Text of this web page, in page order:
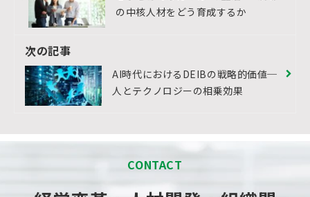
の中核人材をどう育成するか
次の記事
AI時代におけるDEIBの戦略的価値─
人とテクノロジーの相乗効果
CONTACT